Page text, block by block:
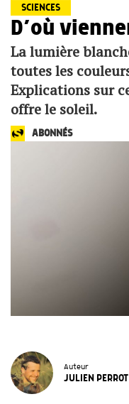
SCIENCES
D’où
La lumière
toutes les
Explications sur
offre le soleil.
ABONNÉS
Auteur
JULIEN PERROT